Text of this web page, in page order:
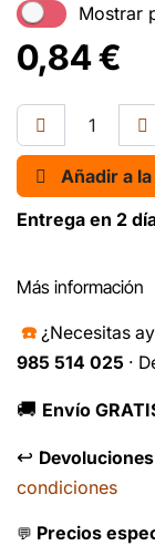
Mostrar
0,84€
Añadir a
Entrega en 2
Más información
☎️ ¿Necesitas
985 514 025 ·
🚚 Envío
↩️
condiciones
💬 Precios